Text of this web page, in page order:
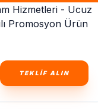
Hizmetleri - Ucuz
Promosyon Ürün
TEKLİF ALIN